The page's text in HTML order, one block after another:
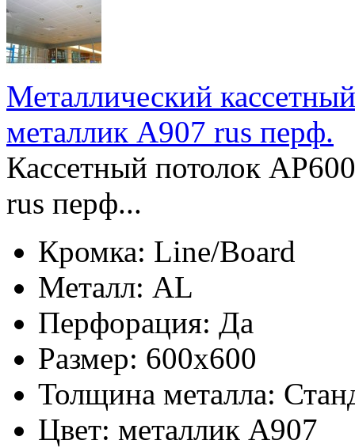
Металлический
металлик А907 rus перф.
Кассетный потолок
rus перф...
Кромка: Line/Board
Металл: AL
Перфорация: Да
Размер: 600x600
Толщина металла:
Цвет: металлик А907